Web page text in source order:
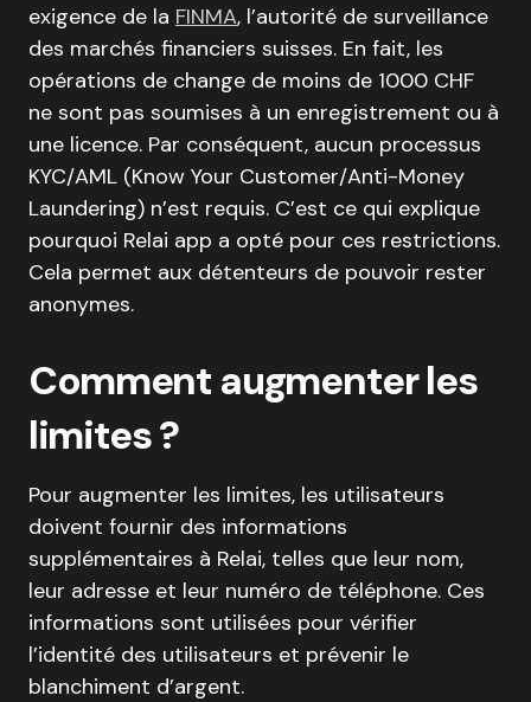
exigence de la FINMA, l’autorité de surveillance
des marchés financiers suisses. En fait, les
opérations de change de moins de 1000 CHF
ne sont pas soumises à un enregistrement ou à
une licence. Par conséquent, aucun processus
KYC/AML (Know Your Customer/Anti-Money
Laundering) n’est requis. C’est ce qui explique
pourquoi Relai app a opté pour ces restrictions.
Cela permet aux détenteurs de pouvoir rester
anonymes.
Comment augmenter les
limites ?
Pour augmenter les limites, les utilisateurs
doivent fournir des informations
supplémentaires à Relai, telles que leur nom,
leur adresse et leur numéro de téléphone. Ces
informations sont utilisées pour vérifier
l’identité des utilisateurs et prévenir le
blanchiment d’argent.